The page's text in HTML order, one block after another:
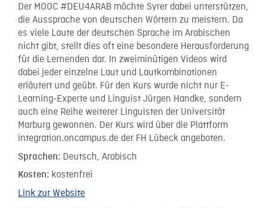
Der MOOC #DEU4ARAB möchte Syrer dabei unterstützen,
die Aussprache von deutschen Wörtern zu meistern. Da
es viele Laute der deutschen Sprache im Arabischen
nicht gibt, stellt dies oft eine besondere Herausforderung
für die Lernenden dar. In zweiminütigen Videos wird
dabei jeder einzelne Laut und Lautkombinationen
erläutert und geübt. Für den Kurs wurde nicht nur E-
Learning-Experte und Linguist Jürgen Handke, sondern
auch eine Reihe weiterer Linguisten der Universität
Marburg gewonnen. Der Kurs wird über die Plattform
integration.oncampus.de der FH Lübeck angeboten.
Sprachen: Deutsch, Arabisch
Kosten: kostenfrei
Link zur Website